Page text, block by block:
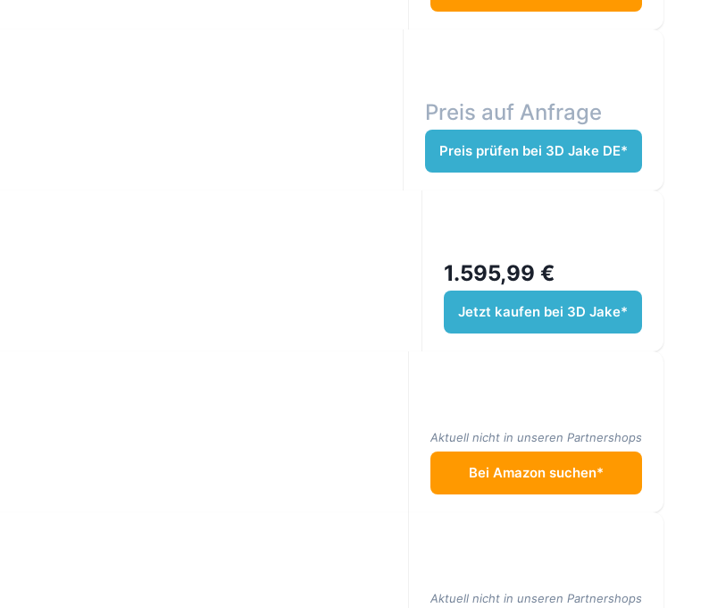
Preis auf Anfrage
Preis prüfen bei 3D Jake DE*
1.595,99 €
Jetzt kaufen bei 3D Jake*
Aktuell nicht in unseren Partnershops
Bei Amazon suchen*
Aktuell nicht in unseren Partnershops